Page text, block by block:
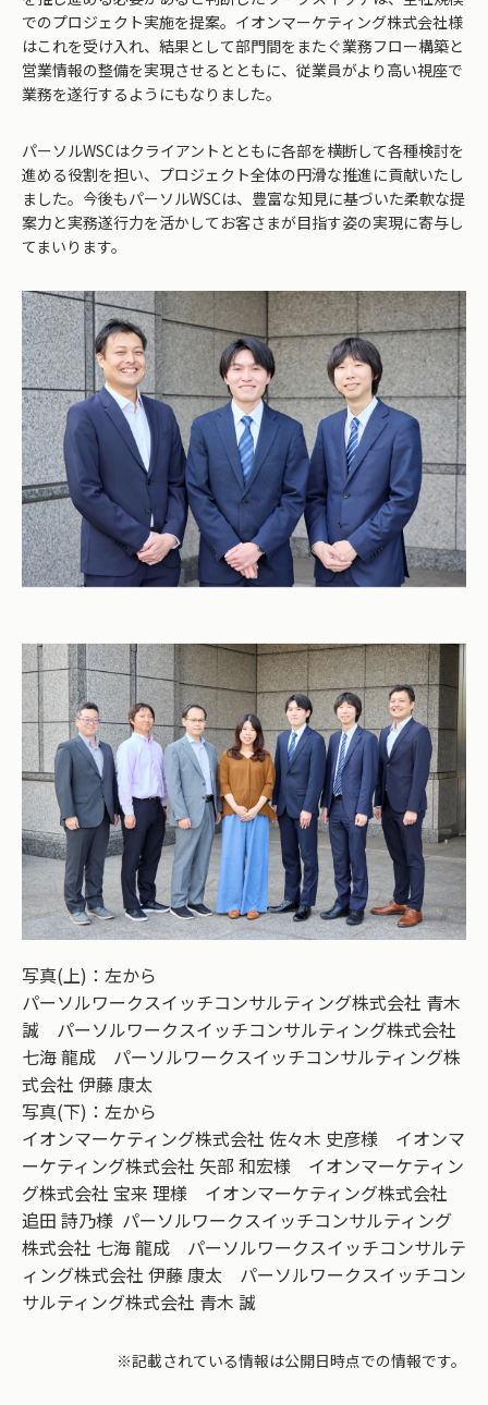
でのプロジェクト実施を提案。イオンマーケティング株式会社様
はこれを受け入れ、結果として部門間をまたぐ業務フロー構築と
営業情報の整備を実現させるとともに、従業員がより高い視座で
業務を遂行するようにもなりました。
パーソルWSCはクライアントとともに各部を横断して各種検討を
進める役割を担い、プロジェクト全体の円滑な推進に貢献いたし
ました。今後もパーソルWSCは、豊富な知見に基づいた柔軟な提
案力と実務遂行力を活かしてお客さまが目指す姿の実現に寄与し
てまいります。
写真(上)：左から
パーソルワークスイッチコンサルティング株式会社 青木
誠 パーソルワークスイッチコンサルティング株式会社
七海 龍成 パーソルワークスイッチコンサルティング株
式会社 伊藤 康太
写真(下)：左から
イオンマーケティング株式会社 佐々木 史彦様 イオンマ
ーケティング株式会社 矢部 和宏様 イオンマーケティン
グ株式会社 宝来 理様 イオンマーケティング株式会社
追田 詩乃様 パーソルワークスイッチコンサルティング
株式会社 七海 龍成 パーソルワークスイッチコンサルテ
ィング株式会社 伊藤 康太 パーソルワークスイッチコン
サルティング株式会社 青木 誠
※記載されている情報は公開日時点での情報です。